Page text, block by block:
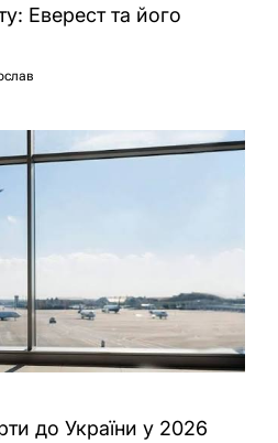
Еверест та його
до України у 2026